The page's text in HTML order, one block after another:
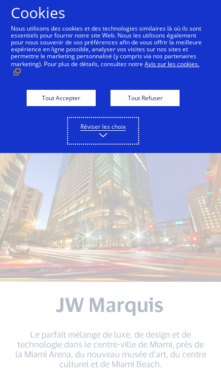
Back to City Guide Mondrian The Biltmore
JW Marquis
Le parfait mélange de luxe, de design et de
technologie dans le centre-ville de Miami, près de
la Miami Arena, du nouveau musée d’art, du centre
culturel et de Miami Beach.
Cookies
Nous utilisons des cookies et des technologies similaires là où ils sont
essentiels pour fournir notre site Web. Nous les utilisons également
pour nous souvenir de vos préférences afin de vous offrir la meilleure
expérience en ligne possible, analyser vos visites sur nos sites et
permettre le marketing personnalisé (y compris via nos partenaires
marketing). Pour plus de détails, consultez notreAvis sur les cookies.
Tout Accepter Tout Refuser
Réviser les choix